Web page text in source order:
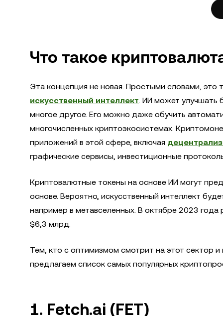
Что такое
Эта концепция не новая. Простыми словами, это
искусственный интеллект. ИИ может улучшать
многое другое. Его можно даже обучить
многочисленных криптоэкосистемах.
приложений в этой сфере, включая
графические сервисы, инвестиционные
Криптовалютные токены на основе ИИ могут
основе. Вероятно, искусственный интеллект
например в метавселенных. В октябре 2023
$6,3 млрд.
Тем, кто с оптимизмом смотрит на этот сектор
предлагаем список самых популярных
1. Fetch.ai (FET)